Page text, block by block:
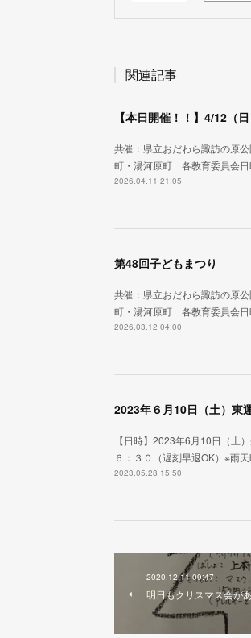
関連記事
【本日開催！！】4/12（
共催：県立おだわら諏訪の原
町・湯河原町 各教育委員会
2026.04.11 21:05
第48回子どもまつり
共催：県立おだわら諏訪の原
町・湯河原町 各教育委員会
2026.03.12 04:00
2023年６月10日（土）東
【日時】2023年6月10
６：３０（遅刻早退OK）※雨
2023.05.28 15:50
2020.12.11 09:47
明日もクリスマス会が